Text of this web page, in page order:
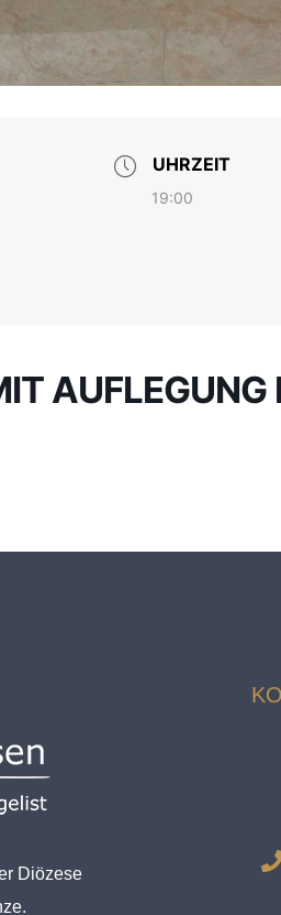
UHRZEIT
19:00
AUFLEGUNG
Diözese